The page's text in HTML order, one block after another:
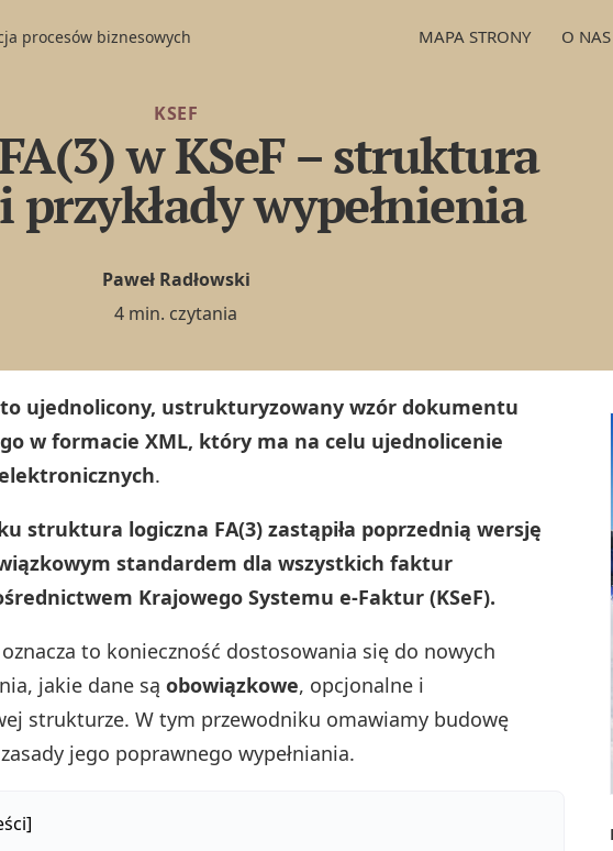
procesów biznesowych MAPA STRONY O NAS
KSEF
w KSeF – struktura
wypełnienia
Paweł Radłowski
4 min. czytania
ujednolicony, ustrukturyzowany wzór dokumentu
w formacie XML, który ma na celu ujednolicenie
.
struktura logiczna FA(3) zastąpiła poprzednią wersję
standardem dla wszystkich faktur
Krajowego Systemu e-Faktur (KSeF).
to konieczność dostosowania się do nowych
jakie dane są obowiązkowe, opcjonalne i
strukturze. W tym przewodniku omawiamy budowę
jego poprawnego wypełniania.